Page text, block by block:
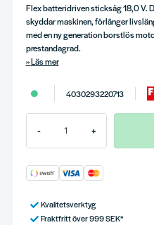
Flex batteridriven sticksåg 18,0 V.
skyddar maskinen, förlänger
med en ny generation borstlös
prestandagrad.
Läs mer
4030293220713
- +
Kvalitetsverktyg
Fraktfritt över 999 SEK*